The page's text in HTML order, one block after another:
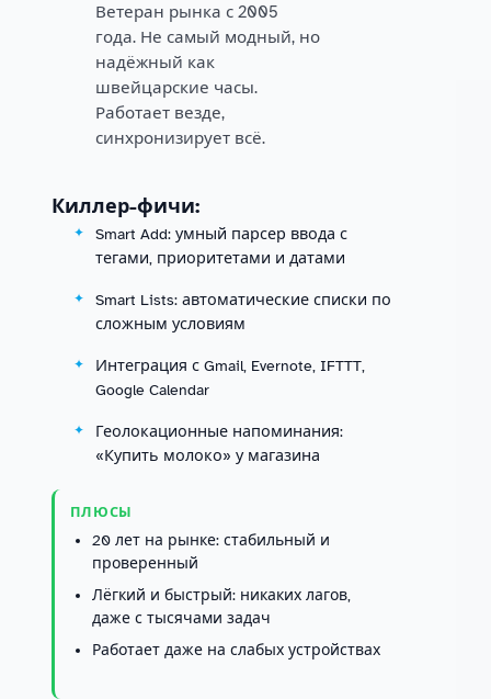
Ветеран рынка с 2005
года. Не самый модный, но
надёжный как
швейцарские часы.
Работает везде,
синхронизирует всё.
Киллер-фичи:
Smart Add: умный парсер ввода с
тегами, приоритетами и датами
Smart Lists: автоматические списки по
сложным условиям
Интеграция с Gmail, Evernote, IFTTT,
Google Calendar
Геолокационные напоминания:
«Купить молоко» у магазина
ПЛЮСЫ
20 лет на рынке: стабильный и
проверенный
Лёгкий и быстрый: никаких лагов,
даже с тысячами задач
Работает даже на слабых устройствах